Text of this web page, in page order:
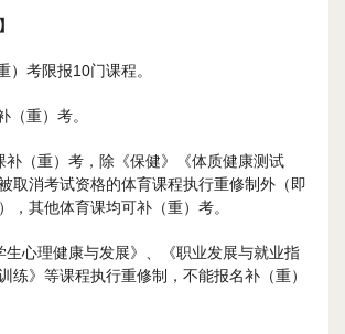
）考限报10门课程。
（重）考。
补（重）考，除《保健》《体质健康测试
取消考试资格的体育课程执行重修制外（即
，其他体育课均可补（重）考。
生心理健康与发展》、《职业发展与就业指
练》等课程执行重修制，不能报名补（重）